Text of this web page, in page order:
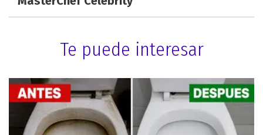
Te puede interesar